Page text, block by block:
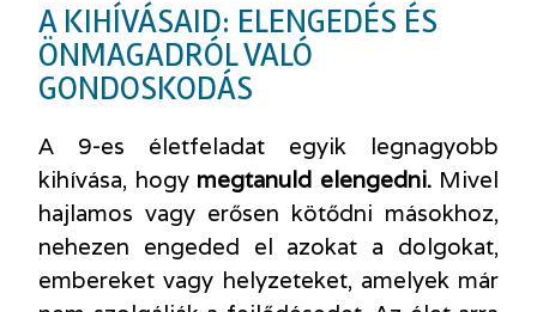
A KIHÍVÁSAID: ELENGEDÉS ÉS
ÖNMAGADRÓL VALÓ
GONDOSKODÁS
A 9-es életfeladat egyik legnagyobb
kihívása, hogy megtanuld elengedni.Mivel
hajlamos vagy erősen kötődni másokhoz,
nehezen engeded el azokat a dolgokat,
embereket vagy helyzeteket, amelyek már